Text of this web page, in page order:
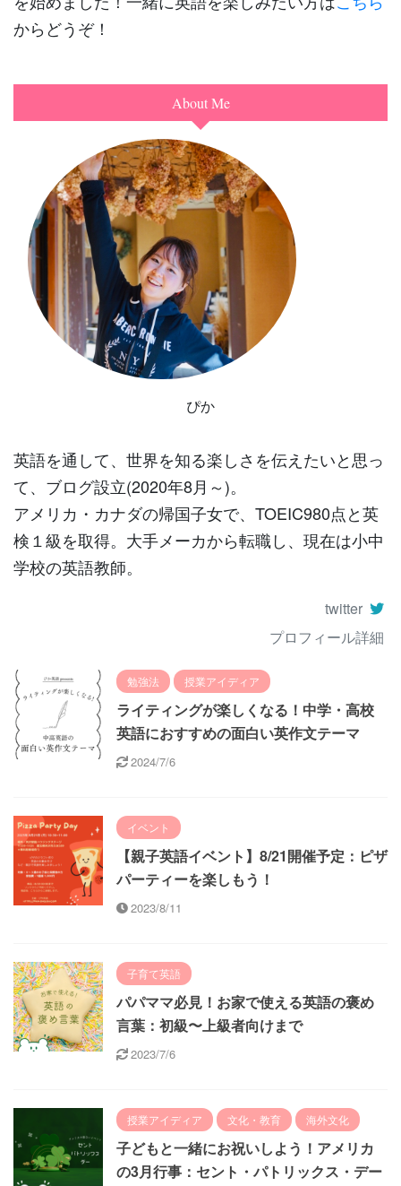
からどうぞ！
About Me
ぴか
英語を通して、世界を知る楽しさを伝えたいと思っ
て、ブログ設立(2020年8月～)。
アメリカ・カナダの帰国子女で、TOEIC980点と英
検１級を取得。大手メーカから転職し、現在は小中
学校の英語教師。
twitter
プロフィール詳細
勉強法 授業アイディア
ライティングが楽しくなる！中学・高校
英語におすすめの面白い英作文テーマ
2024/7/6
イベント
【親子英語イベント】8/21開催予定：ピザ
パーティーを楽しもう！
2023/8/11
子育て英語
パパママ必見！お家で使える英語の褒め
言葉：初級〜上級者向けまで
2023/7/6
授業アイディア 文化・教育 海外文化
子どもと一緒にお祝いしよう！アメリカ
の3月行事：セント・パトリックス・デー